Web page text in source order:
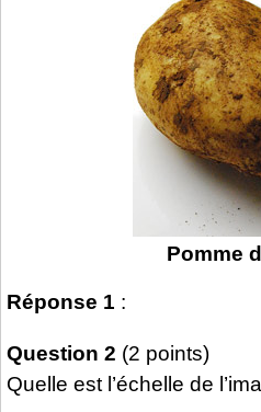
Pomme
Réponse 1 :
Question 2 (2 points)
Quelle est l’échelle de